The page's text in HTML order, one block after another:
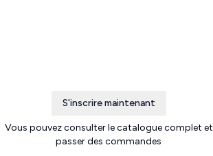
S'inscrire maintenant
Vous pouvez consulter le catalogue complet et
passer des commandes